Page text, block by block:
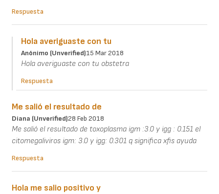
Respuesta
Hola averiguaste con tu
Anónimo (unverified)15 Mar 2018
Hola averiguaste con tu obstetra
Respuesta
Me salió el resultado de
Diana (unverified)28 Feb 2018
Me salió el resultado de toxoplasma igm :3.0 y igg : 0.151 el
citomegaliviros igm: 3.0 y igg: 0.301 q significa xfis ayuda
Respuesta
Hola me salio positivo y